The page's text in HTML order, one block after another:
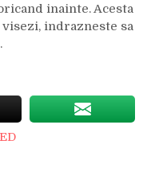
inainte. Acesta
indrazneste sa